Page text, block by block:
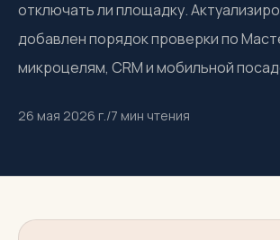
отключать ли площадку.
добавлен порядок проверки по
микроцелям, CRM и мобильной
26 мая 2026 г./7 мин чтения